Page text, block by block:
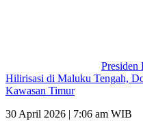
Presiden
Hilirisasi di Maluku Tengah,
Kawasan Timur
30 April 2026 | 7:06 am WIB